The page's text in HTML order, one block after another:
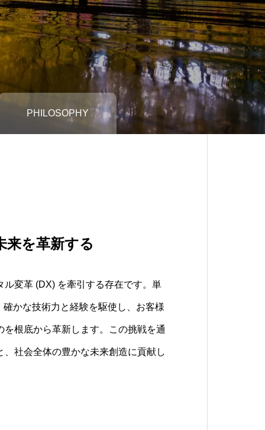
PHILOSOPHY
来を革新する
ル変革 (DX) を牽引する存在です。単
かな技術力と経験を駆使し、お客様
を根底から革新します。この挑戦を通
、社会全体の豊かな未来創造に貢献し
する
単なる外部委託先ではありません。
経験豊富なCTOと同じ視点でデジタ
「戦略的参謀」です。潜在的な課題を
ることで、お客様と共に確固たる未来
3つの価値
適解をもたらす
熱量
課題として挑む
・導く
イ語の「変化」に由来します。
を導くデジタル変革のアーキテクト
に寄り添い、その課題を深く理解し
込み、 確実な「変化（Shinui）」を